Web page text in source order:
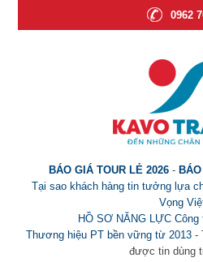
0962
BÁO GIÁ TOUR LẺ 2026 -
Tại sao khách hàng tin tưởng lựa
Vọng
HỒ SƠ NĂNG LỰC
Thương hiệu PT bền vững từ 2013-
được tin dùng